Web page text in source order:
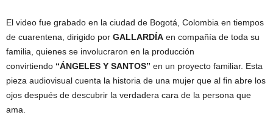
El video fue grabado en la ciudad de Bogotá, Colombia en tiempos
de cuarentena, dirigido por GALLARDÍA en compañía de toda su
familia, quienes se involucraron en la producción
convirtiendo “ÁNGELES Y SANTOS” en un proyecto familiar. Esta
pieza audiovisual cuenta la historia de una mujer que al fin abre los
ojos después de descubrir la verdadera cara de la persona que
ama.